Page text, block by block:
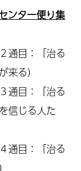
ンター便り集
通目：「治る
る）
通目：「治る
信じる人た
通目：「治る